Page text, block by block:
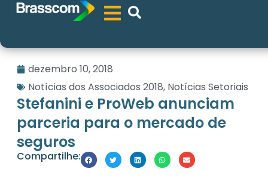
dezembro 10, 2018
Notícias dos Associados 2018, Notícias Setoriais
Stefanini e ProWeb anunciam
parceria para o mercado de
seguros
Compartilhe: